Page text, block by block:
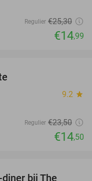
Regulier €25,30
€14,99
9.2 star
Regulier €23,50
€14,50
bij The